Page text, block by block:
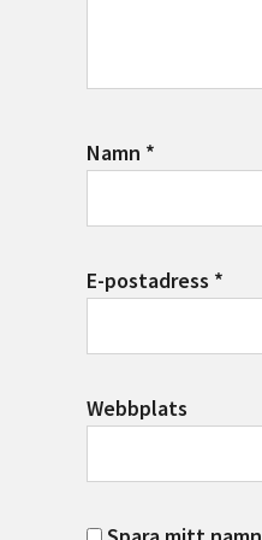
Namn *
E-postadress *
Webbplats